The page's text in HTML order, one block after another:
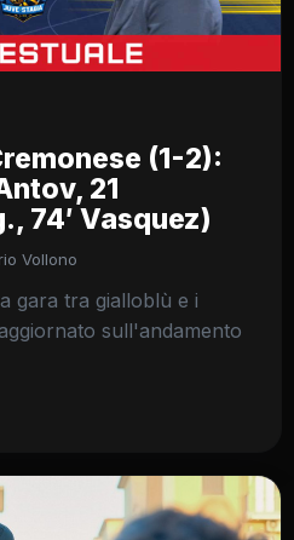
(1-2):
21
74′ Vasquez)
Vollono
gara tra gialloblù e i
sull'andamento